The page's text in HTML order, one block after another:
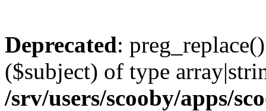
Deprecated:
($subject) of type
/srv/users/scooby/apps/